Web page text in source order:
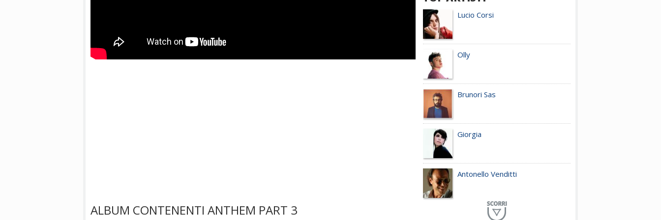
ALBUM CONTENENTI ANTHEM PART 3
Lucio Corsi
Olly
Brunori Sas
Giorgia
Antonello Venditti
Planet Funk